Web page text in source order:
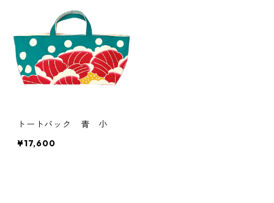
トートバック 青 小
¥17,600